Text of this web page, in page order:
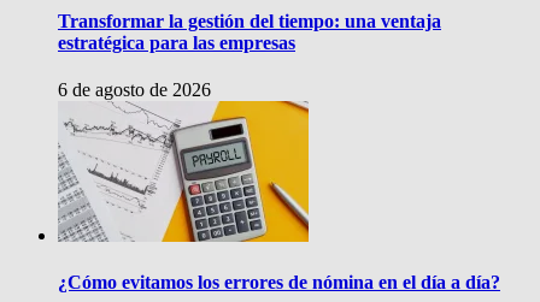
Transformar la gestión del tiempo: una ventaja
estratégica para las empresas
6 de agosto de 2026
¿Cómo evitamos los errores de nómina en el día a día?